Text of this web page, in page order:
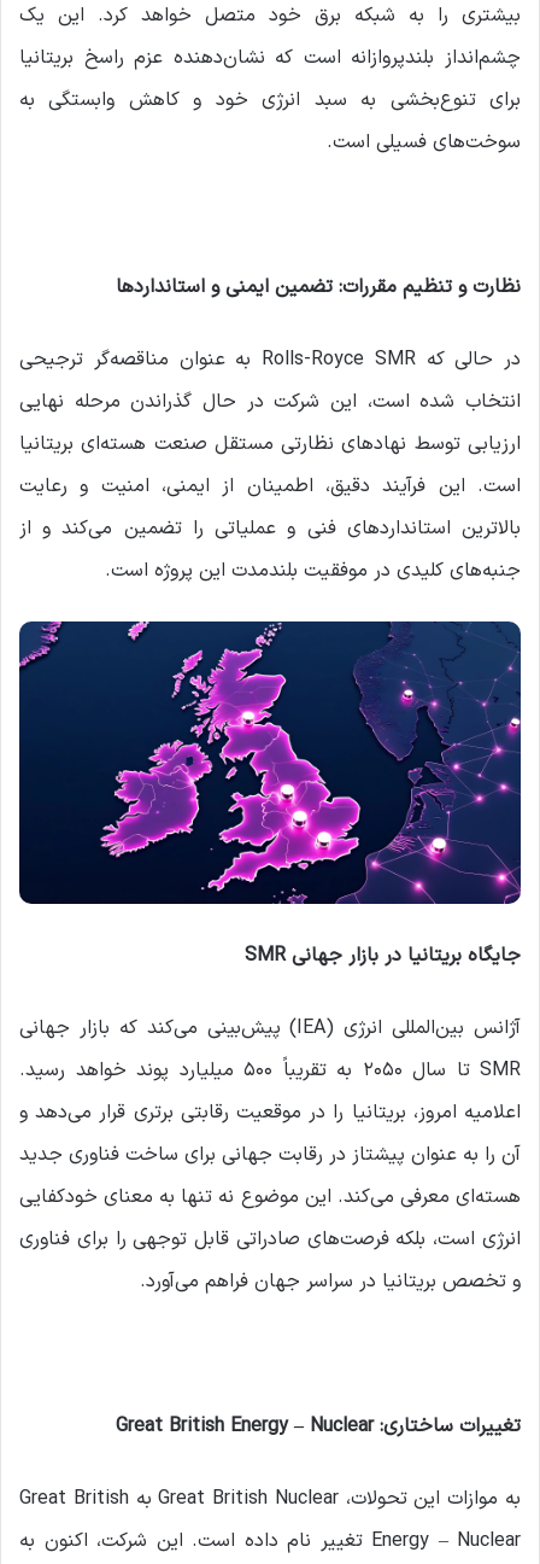
بیشتری را به شبکه برق خود متصل خواهد کرد. این یک
چشم‌انداز بلندپروازانه است که نشان‌دهنده عزم راسخ بریتانیا
برای تنوع‌بخشی به سبد انرژی خود و کاهش وابستگی به
سوخت‌های فسیلی است.
نظارت و تنظیم مقررات: تضمین ایمنی و استانداردها
در حالی که Rolls-Royce SMR به عنوان مناقصه‌گر ترجیحی
انتخاب شده است، این شرکت در حال گذراندن مرحله نهایی
ارزیابی توسط نهادهای نظارتی مستقل صنعت هسته‌ای بریتانیا
است. این فرآیند دقیق، اطمینان از ایمنی، امنیت و رعایت
بالاترین استانداردهای فنی و عملیاتی را تضمین می‌کند و از
جنبه‌های کلیدی در موفقیت بلندمدت این پروژه است.
جایگاه بریتانیا در بازار جهانی SMR
آژانس بین‌المللی انرژی (IEA) پیش‌بینی می‌کند که بازار جهانی
SMR تا سال ۲۰۵۰ به تقریباً ۵۰۰ میلیارد پوند خواهد رسید.
اعلامیه امروز، بریتانیا را در موقعیت رقابتی برتری قرار می‌دهد و
آن را به عنوان پیشتاز در رقابت جهانی برای ساخت فناوری جدید
هسته‌ای معرفی می‌کند. این موضوع نه تنها به معنای خودکفایی
انرژی است، بلکه فرصت‌های صادراتی قابل توجهی را برای فناوری
و تخصص بریتانیا در سراسر جهان فراهم می‌آورد.
تغییرات ساختاری: Great British Energy – Nuclear
به موازات این تحولات، Great British Nuclear به Great British
Energy – Nuclear تغییر نام داده است. این شرکت، اکنون به